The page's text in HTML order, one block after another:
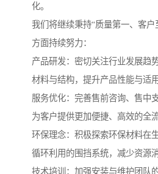
化。
我们将继续秉持“质量第一、客户
方面持续努力：
产品研发：密切关注行业发展趋
材料与结构，提升产品性能与适用
服务优化：完善售前咨询、售中
为客户提供更加便捷、高效的全
环保理念：积极探索环保材料在
循环利用的围挡系统，减少资源
技术培训：加强安装与维护团队